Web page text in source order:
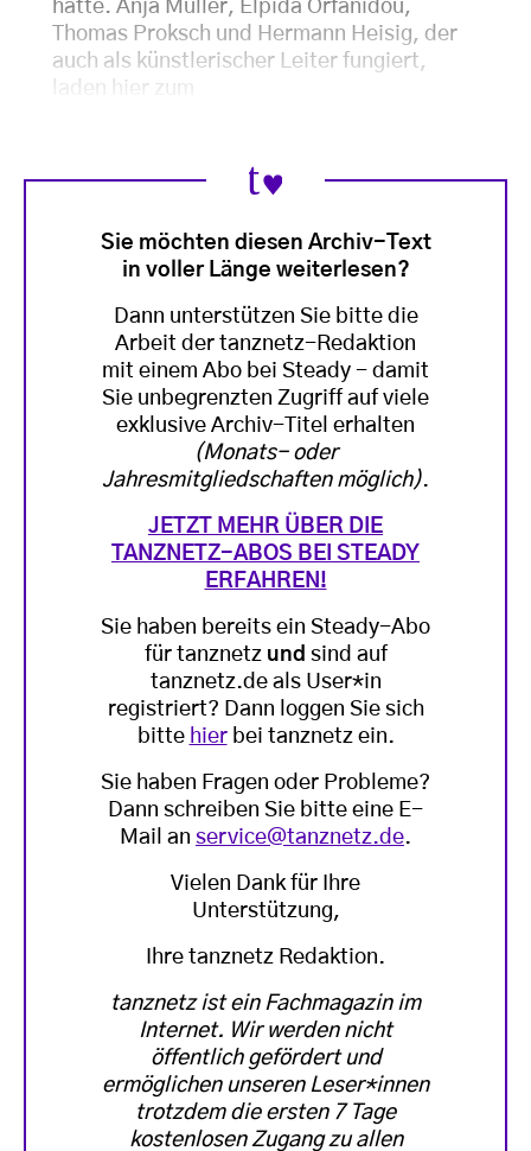
hatte. Anja Müller, Elpida Orfanidou,
Thomas Proksch und Hermann Heisig, der
auch als künstlerischer Leiter fungiert,
laden hier zum
Sie möchten diesen Archiv-Text
in voller Länge weiterlesen?
Dann unterstützen Sie bitte die
Arbeit der tanznetz-Redaktion
mit einem Abo bei Steady - damit
Sie unbegrenzten Zugriff auf viele
exklusive Archiv-Titel erhalten
(Monats- oder
Jahresmitgliedschaften möglich).
JETZT MEHR ÜBER DIE
TANZNETZ-ABOS BEI STEADY
ERFAHREN!
Sie haben bereits ein Steady-Abo
für tanznetz und sind auf
tanznetz.de als User*in
registriert? Dann loggen Sie sich
bitte hierbei tanznetz ein.
Sie haben Fragen oder Probleme?
Dann schreiben Sie bitte eine E-
Mail an service@tanznetz.de.
Vielen Dank für Ihre
Unterstützung,
Ihre tanznetz Redaktion.
tanznetz ist ein Fachmagazin im
Internet. Wir werden nicht
öffentlich gefördert und
ermöglichen unseren Leser*innen
trotzdem die ersten 7 Tage
kostenlosen Zugang zu allen